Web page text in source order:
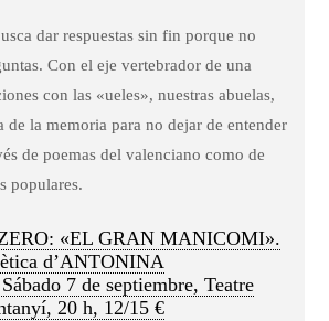
dar respuestas sin fin porque no
Con el eje vertebrador de una
con las «ueles», nuestras abuelas,
de la memoria para no dejar de entender
de poemas del valenciano como de
populares.
«EL GRAN MANICOMI».
d’ANTONINA
7 de septiembre, Teatre
20 h, 12/15 €